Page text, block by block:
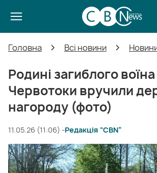
Головна Всі новини
Родині загиблого
Червотоки вручили
нагороду (фото)
11.05.26 (11:06) -Редакція “CBN”